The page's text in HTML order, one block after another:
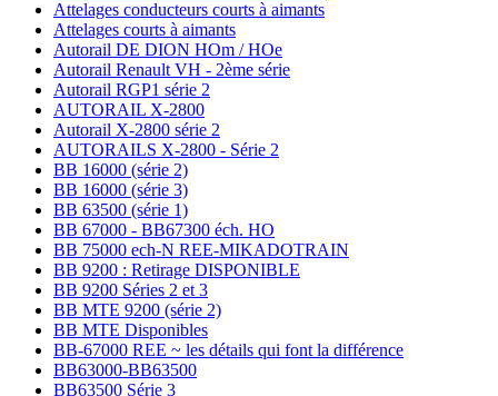
Attelages conducteurs courts à aimants
Attelages courts à aimants
Autorail DE DION HOm / HOe
Autorail Renault VH - 2ème série
Autorail RGP1 série 2
AUTORAIL X-2800
Autorail X-2800 série 2
AUTORAILS X-2800 - Série 2
BB 16000 (série 2)
BB 16000 (série 3)
BB 63500 (série 1)
BB 67000 - BB67300 éch. HO
BB 75000 ech-N REE-MIKADOTRAIN
BB 9200 : Retirage DISPONIBLE
BB 9200 Séries 2 et 3
BB MTE 9200 (série 2)
BB MTE Disponibles
BB-67000 REE ~ les détails qui font la différence
BB63000-BB63500
BB63500 Série 3